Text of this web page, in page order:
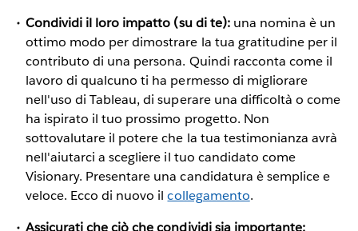
Condividi il loro impatto (su di te):una nomina è un
ottimo modo per dimostrare la tua gratitudine per il
contributo di una persona. Quindi racconta come il
lavoro di qualcuno ti ha permesso di migliorare
nell'uso di Tableau, di superare una difficoltà o come
ha ispirato il tuo prossimo progetto. Non
sottovalutare il potere che la tua testimonianza avrà
nell'aiutarci a scegliere il tuo candidato come
Visionary. Presentare una candidatura è semplice e
veloce. Ecco di nuovo ilcollegamento.
Assicurati che ciò che condividi sia importante: